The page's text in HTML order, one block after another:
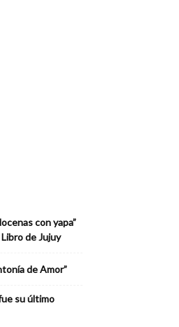
con yapa”
de Jujuy
de Amor”
su último